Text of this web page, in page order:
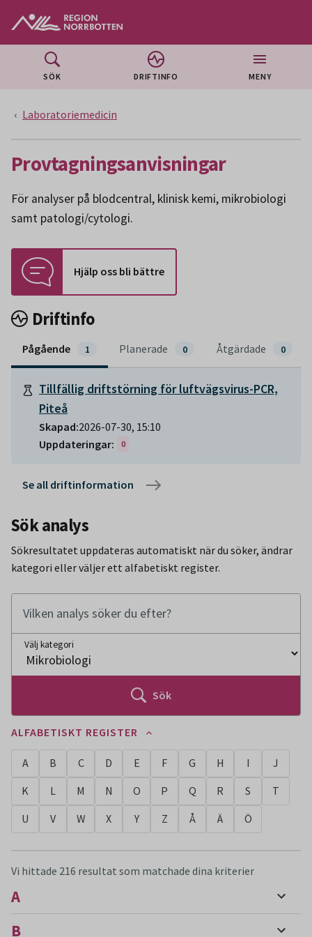
SÖK DRIFTINFO MENY
Laboratoriemedicin
Provtagningsanvisningar
För analyser på blodcentral, klinisk kemi, mikrobiologi
samt patologi/cytologi.
Hjälp oss bli bättre
Driftinfo
Pågående 1 Planerade 0 Åtgärdade 0
PÅGÅENDE:
Tillfällig driftstörning för luftvägsvirus-PCR,
Piteå
Status:
Skapad:2026-07-30, 15:10
Uppdateringar:
0
Se all driftinformation
Sök analys
Sökresultatet uppdateras automatiskt när du söker, ändrar
kategori eller väljer ett alfabetiskt register.
Vilken analys söker du efter?
Välj kategori
Sök
ALFABETISKT REGISTER
A B C D E F G H I
J
K
L M N O P Q R S
T
U
V W X Y Z Å Ä Ö
Vi hittade 216 resultat som matchade dina kriterier
A
B